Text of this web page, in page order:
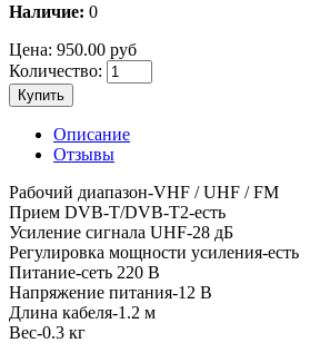
Наличие: 0
Цена: 950.00 руб
Количество:
Купить
Описание
Отзывы
Рабочий диапазон-VHF / UHF / FM
Прием DVB-T/DVB-T2-есть
Усиление сигнала UHF-28 дБ
Регулировка мощности усиления-есть
Питание-сеть 220 В
Напряжение питания-12 В
Длина кабеля-1.2 м
Вес-0.3 кг